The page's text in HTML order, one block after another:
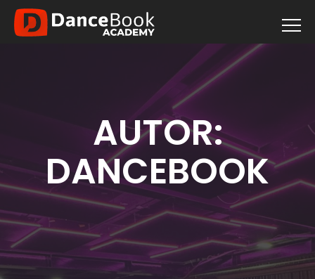
AUTOR:
DANCEBOOK